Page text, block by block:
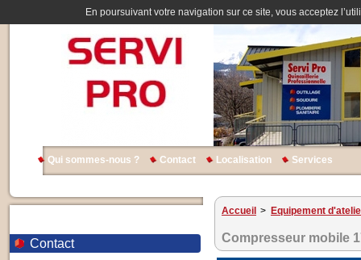
En poursuivant votre navigation sur ce site, vous acceptez
Qui sommes-nous ? Contact Localisation Services
Contact
Accueil > Equipement
Compresseur mobile